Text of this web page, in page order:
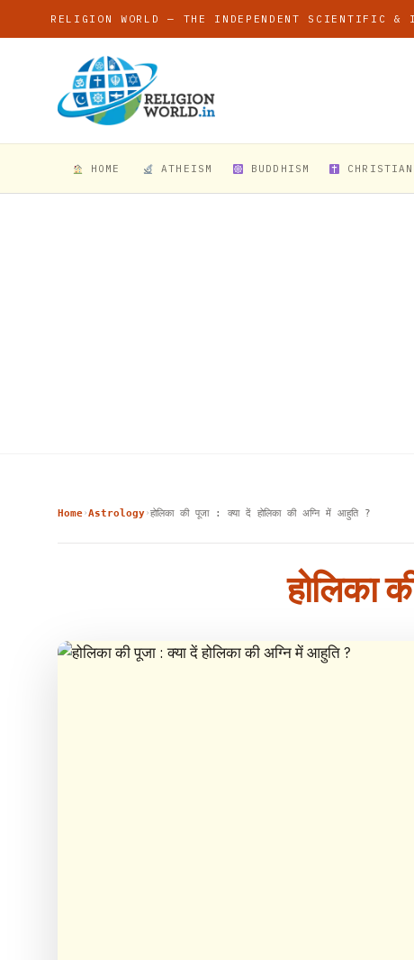
RELIGION WORLD — THE INDEPENDENT SCIENTIFIC &
HOME ATHEISM BUDDHISM
Home›Astrology›होलिका की पूजा : क्या दें होलिका की अग्नि में आहुति ?
होलिका